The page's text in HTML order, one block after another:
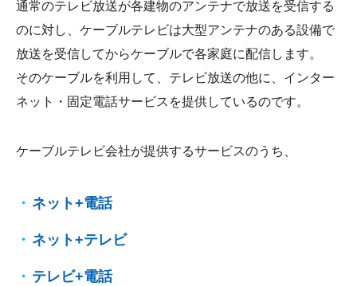
通常のテレビ放送が各建物のアンテナで放送を受信する
のに対し、ケーブルテレビは大型アンテナのある設備で
放送を受信してからケーブルで各家庭に配信します。
そのケーブルを利用して、テレビ放送の他に、インター
ネット・固定電話サービスを提供しているのです。
ケーブルテレビ会社が提供するサービスのうち、
ネット+電話
ネット+テレビ
テレビ+電話